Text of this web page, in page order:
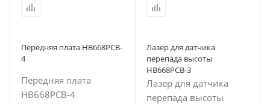
Передняя плата HB668PCB-
4
Передняя плата
HB668PCB-4
Лазер для датчика
перепада высоты
HB668PCB-3
Лазер для датчика
перепада высоты